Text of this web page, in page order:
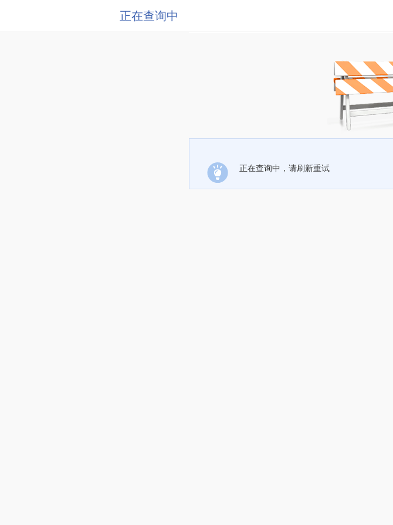
正在查询中
正在查询中，请刷新重试